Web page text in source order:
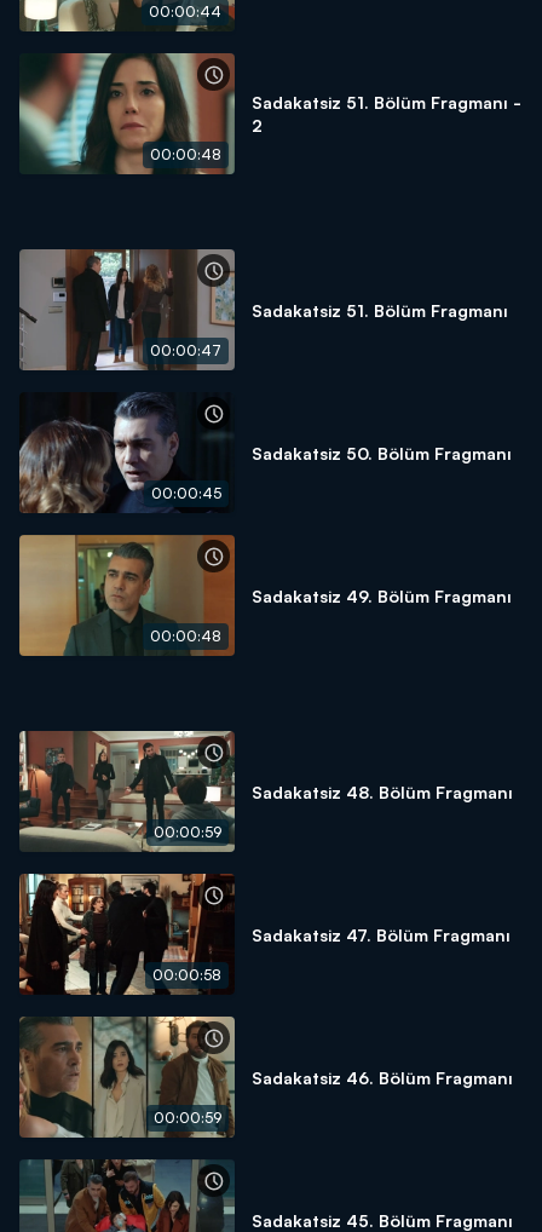
00:00:44
00:00:48
Sadakatsiz 51. Bölüm Fragmanı -
2
00:00:47
Sadakatsiz 51. Bölüm Fragmanı
00:00:45
Sadakatsiz 50. Bölüm Fragmanı
00:00:48
Sadakatsiz 49. Bölüm Fragmanı
00:00:59
Sadakatsiz 48. Bölüm Fragmanı
00:00:58
Sadakatsiz 47. Bölüm Fragmanı
00:00:59
Sadakatsiz 46. Bölüm Fragmanı
Sadakatsiz 45. Bölüm Fragmanı